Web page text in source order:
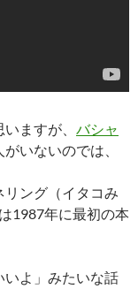
ますが、 バシャ
いないのでは、
ング（イタコみ
1987年に最初の本
いよ」みたいな話